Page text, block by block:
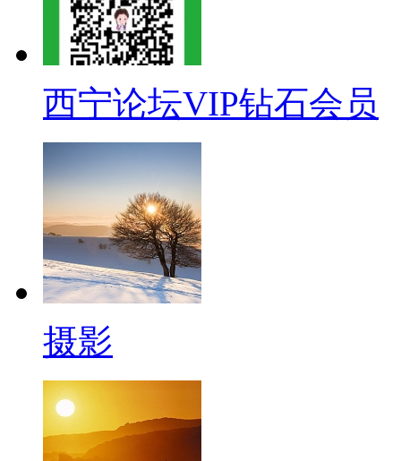
西宁论坛VIP钻石会员
摄影